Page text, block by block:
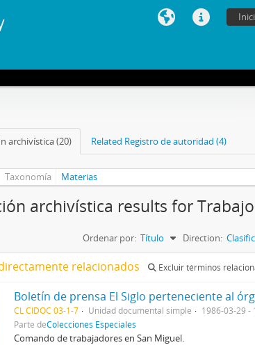
archivística (20) Related Registro de autoridad (4)
Taxonomía Materias
archivística results for Trabajo
Ordenar por: Título Direction:
relacionados Excluir términos
CL CIDOC 03-1-7 Unidad documental simple
1986-03-29 -
Parte deColecciones Especiales
Comando de trabajadores en San Miguel.